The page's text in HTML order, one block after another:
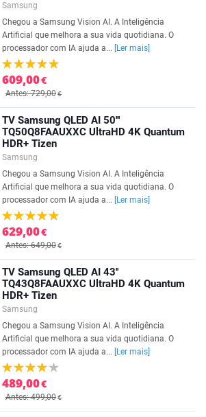
Samsung
Chegou a Samsung Vision AI. A Inteligência
Artificial que melhora a sua vida quotidiana. O
processador com IA ajuda a...
[Ler mais]
609,00€
Antes: 729,00€
TV Samsung QLED AI 50'''
TQ50Q8FAAUXXC UltraHD 4K Quantum
HDR+ Tizen
Samsung
Chegou a Samsung Vision AI. A Inteligência
Artificial que melhora a sua vida quotidiana. O
processador com IA ajuda a...
[Ler mais]
629,00€
Antes: 649,00€
TV Samsung QLED AI 43''
TQ43Q8FAAUXXC UltraHD 4K Quantum
HDR+ Tizen
Samsung
Chegou a Samsung Vision AI. A Inteligência
Artificial que melhora a sua vida quotidiana. O
processador com IA ajuda a...
[Ler mais]
489,00€
Antes: 499,00€